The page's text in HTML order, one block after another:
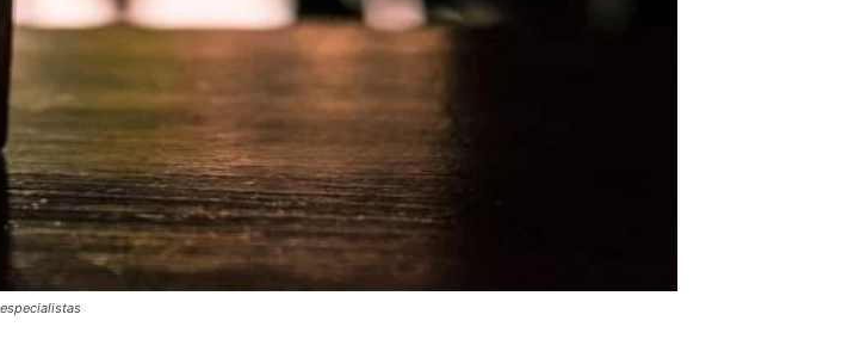
especialistas